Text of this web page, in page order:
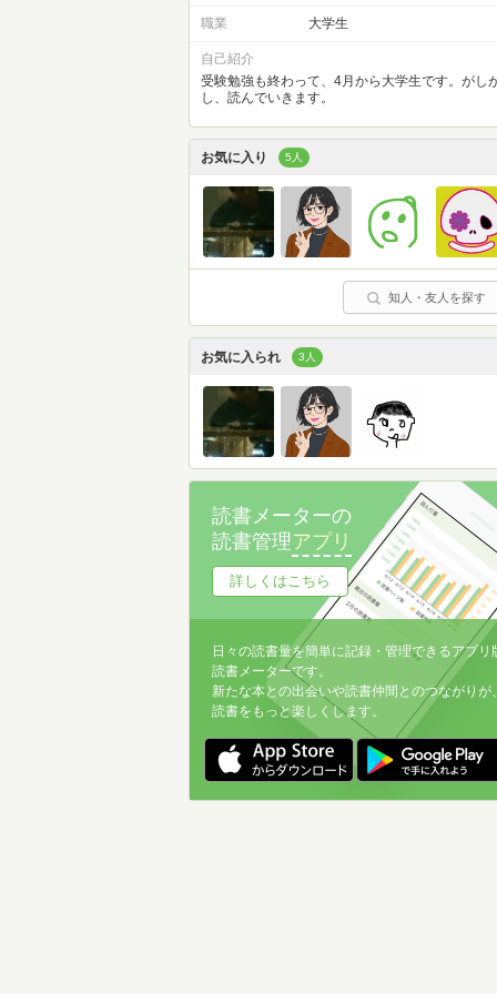
職業 大学生
自己紹介
受験勉強も終わって、4月から大学生です。がし
し、読んでいきます。
お気に入り 5人
知人・友人を探す
お気に入られ 3人
読書メーターの
読書管理アプリ
詳しくはこちら
日々の読書量を簡単に記録・管理できるアプリ
読書メーターです。
新たな本との出会いや読書仲間とのつながりが
読書をもっと楽しくします。